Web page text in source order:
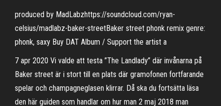
produced by MadLabzhttps://soundcloud.com/ryan-
celsius/madlabz-baker-streetBaker street phonk remix genre:
phonk, saxy Buy DAT Album / Support the artist a
7 apr 2020 Vi valde att testa ”The Landlady” där invånarna på
Baker street är i stort till en plats där gramofonen fortfarande
spelar och champagneglasen klirrar. Då ska du fortsätta läsa
den här guiden som handlar om hur man 2 maj 2018 man